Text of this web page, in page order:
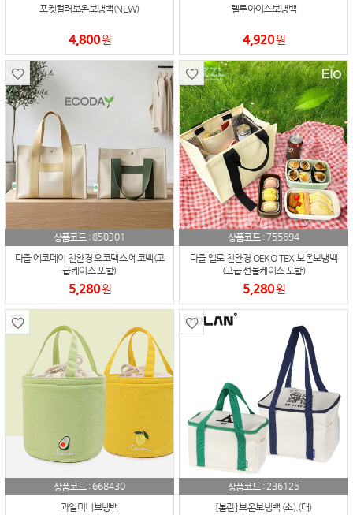
포켓컬러보온보냉백(NEW)
4,800원
렐루아이스보냉백
4,920원
상품코드 :850301
다즐 에코데이 친환경 오코택스 에코백(고
급케이스 포함)
5,280원
상품코드 : 755694
다즐 엘로 친환경 OEKO TEX 보온보냉백
(고급 선물케이스 포함)
5,280원
상품코드 : 668430
과일미니보냉백
상품코드 :236125
[볼란] 보온보냉백 (소).(대)